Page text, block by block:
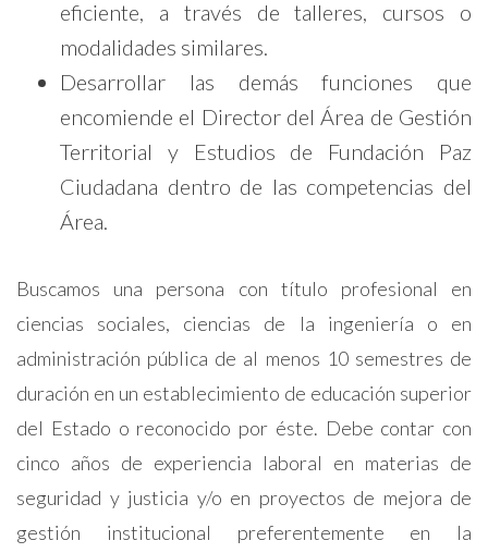
eficiente, a través de talleres, cursos o
modalidades similares.
Desarrollar las demás funciones que
encomiende el Director del Área de Gestión
Territorial y Estudios de Fundación Paz
Ciudadana dentro de las competencias del
Área.
Buscamos una persona con título profesional en
ciencias sociales, ciencias de la ingeniería o en
administración pública de al menos 10 semestres de
duración en un establecimiento de educación superior
del Estado o reconocido por éste. Debe contar con
cinco años de experiencia laboral en materias de
seguridad y justicia y/o en proyectos de mejora de
gestión institucional preferentemente en la